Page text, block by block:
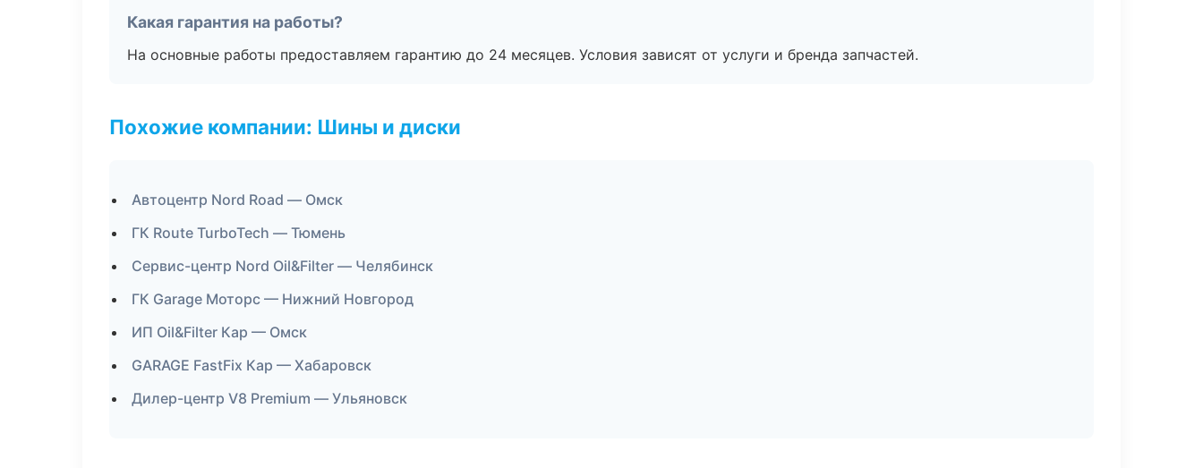
Какая гарантия на работы?
На основные работы предоставляем гарантию до 24 месяцев. Условия зависят от услуги и бренда запчастей.
Похожие компании: Шины и диски
Автоцентр Nord Road — Омск
ГК Route TurboTech — Тюмень
Сервис-центр Nord Oil&Filter — Челябинск
ГК Garage Моторс — Нижний Новгород
ИП Oil&Filter Кар — Омск
GARAGE FastFix Кар — Хабаровск
Дилер-центр V8 Premium — Ульяновск